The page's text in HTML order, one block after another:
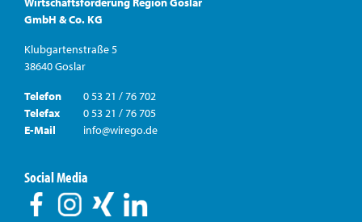
GmbH & Co. KG
Klubgartenstraße 5
38640 Goslar
Telefon
0 53 21 / 76 702
Telefax
0 53 21 / 76 705
E-Mail
info@wirego.de
Social Media